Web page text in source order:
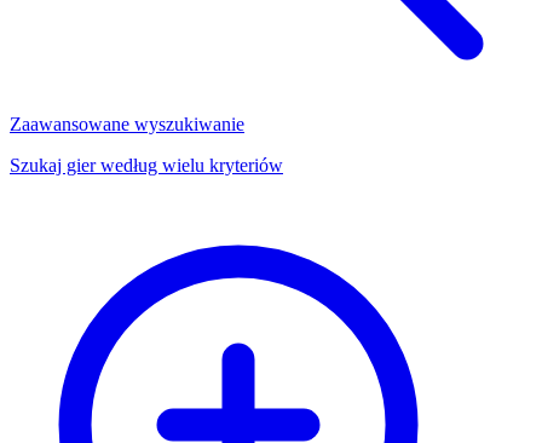
Zaawansowane wyszukiwanie
Szukaj gier według wielu kryteriów